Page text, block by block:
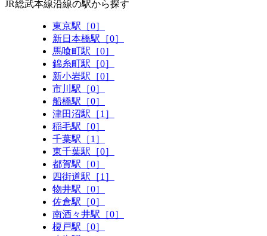
JR総武本線沿線の駅から探す
東京駅［0］
新日本橋駅［0］
馬喰町駅［0］
錦糸町駅［0］
新小岩駅［0］
市川駅［0］
船橋駅［0］
津田沼駅［1］
稲毛駅［0］
千葉駅［1］
東千葉駅［0］
都賀駅［0］
四街道駅［1］
物井駅［0］
佐倉駅［0］
南酒々井駅［0］
榎戸駅［0］